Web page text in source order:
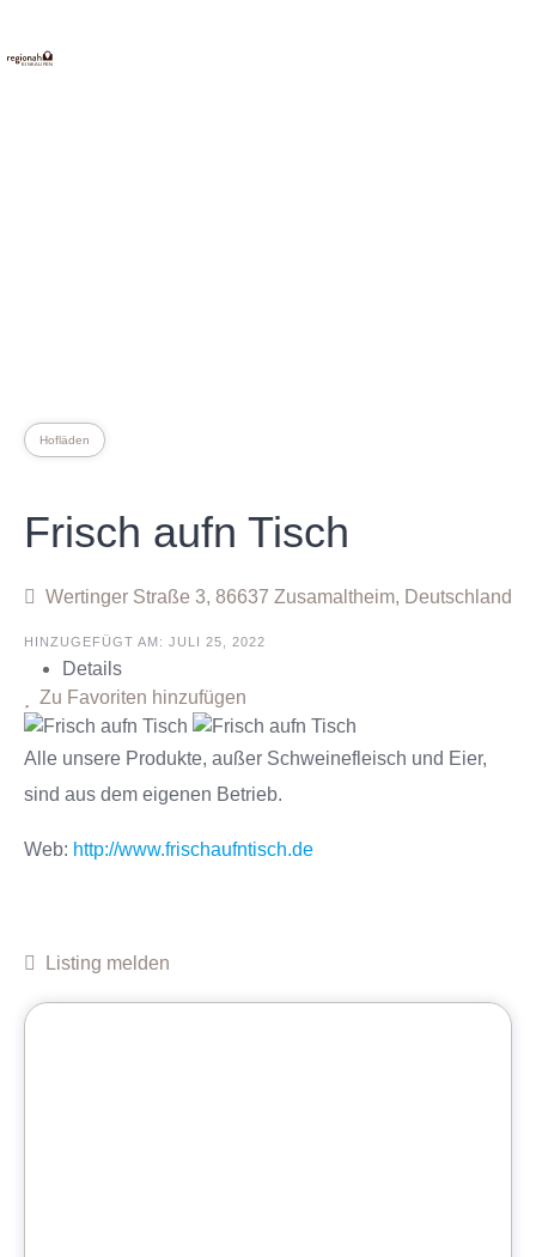
E INKAUFEN
Hofläden
Frisch aufn Tisch
Wertinger Straße 3, 86637 Zusamaltheim, Deutschland
HINZUGEFÜGT AM: JULI 25, 2022
Details
Zu Favoriten hinzufügen
Alle unsere Produkte, außer Schweinefleisch und Eier,
sind aus dem eigenen Betrieb.
Web: http://www.frischaufntisch.de
Listing melden